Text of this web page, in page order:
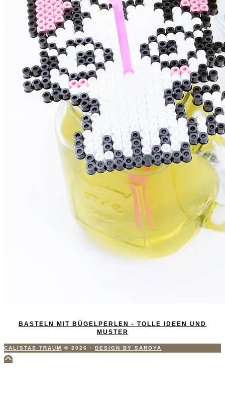
BASTELN MIT BÜGELPERLEN - TOLLE IDEEN UND
MUSTER
CALISTAS TRAUM © 2026 · DESIGN BY SAROYA
Scroll